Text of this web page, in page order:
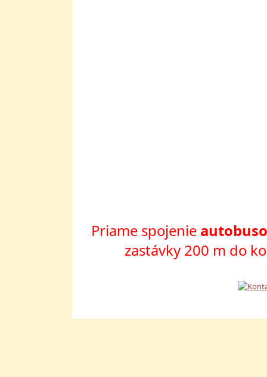
Priame spojenie
zastávky 200 m do